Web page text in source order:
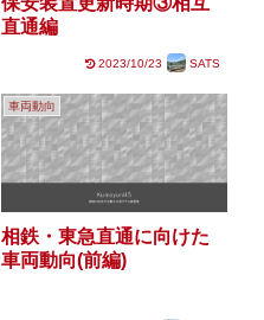
直通編
2023/10/23 SATS
車両動向
相鉄・東急直通に向けた
車両動向(前編)